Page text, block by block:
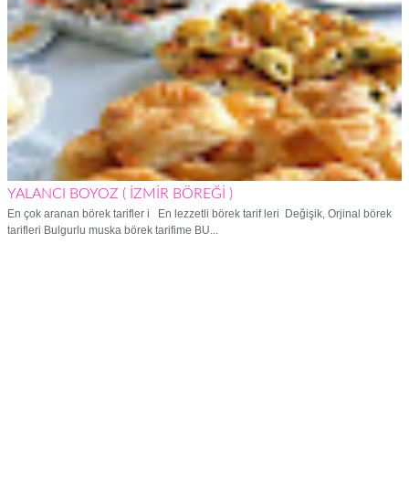
YALANCI BOYOZ ( İZMİR BÖREĞİ )
En çok aranan börek tarifler i En lezzetli börek tarif leri Değişik, Orjinal börek
tarifleri Bulgurlu muska börek tarifime BU...